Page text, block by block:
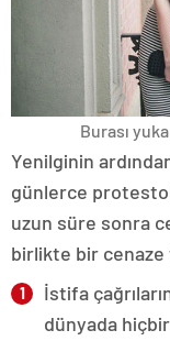
Burası
Yenilginin
günlerce
uzun süre sonra
birlikte bir
İstifa
dünyada hiçbir